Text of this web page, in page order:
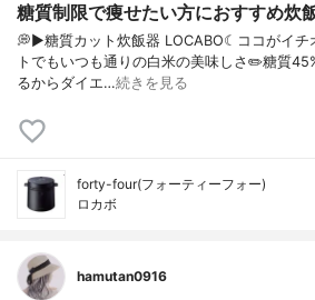
糖質制限で痩せたい方におすすめ炊
💭▶️糖質カット炊飯器 LOCABO☾ココがイ
トでもいつも通りの白米の美味しさ✏️糖質
るからダイエ…続きを見る
forty-four(フォーティーフォー)
ロカボ
hamutan0916